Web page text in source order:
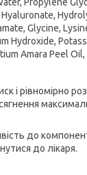
Propylene
Glycine,
Hydroxide,
Amara Peel
і рівномірно
до
до лікаря.